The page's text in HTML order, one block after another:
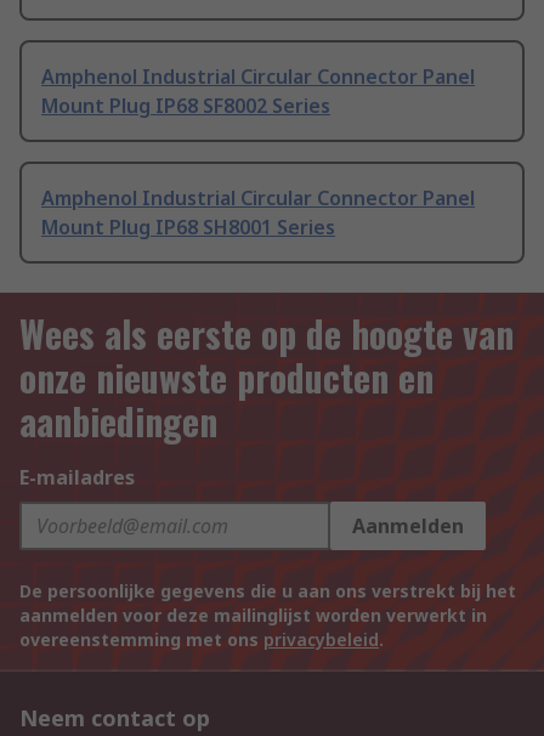
Amphenol Industrial Circular Connector Panel
Mount Plug IP68 SF8002 Series
Amphenol Industrial Circular Connector Panel
Mount Plug IP68 SH8001 Series
Wees als eerste op de hoogte van
onze nieuwste producten en
aanbiedingen
E-mailadres
Aanmelden
De persoonlijke gegevens die u aan ons verstrekt bij het
aanmelden voor deze mailinglijst worden verwerkt in
overeenstemming met ons privacybeleid.
Neem contact op